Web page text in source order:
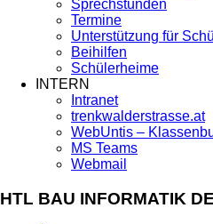
Sprechstunden
Termine
Unterstützung für
Beihilfen
Schülerheime
INTERN
Intranet
trenkwalderstrasse.at
WebUntis –
MS Teams
Webmail
HTL BAU INFORMATIK